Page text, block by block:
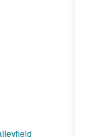
Valleyfield